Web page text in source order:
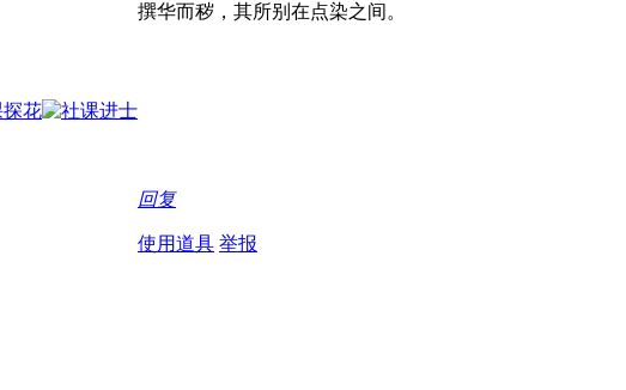
撰华而秽，其所别在点染之间。
回复
使用道具 举报